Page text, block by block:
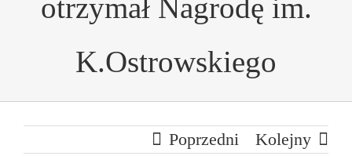
otrzymał Nagrodę im.
K.Ostrowskiego
Poprzedni Kolejny